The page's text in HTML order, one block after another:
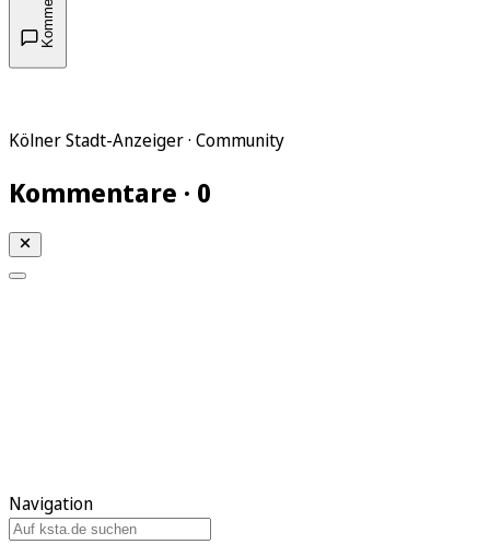
Kölner Stadt-Anzeiger · Community
Kommentare · 0
Navigation